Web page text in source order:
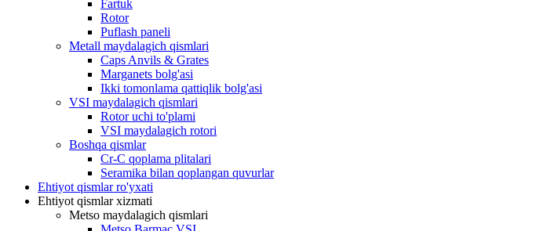
Fartuk
Rotor
Puflash paneli
Metall maydalagich qismlari
Caps Anvils & Grates
Marganets bolg'asi
Ikki tomonlama qattiqlik bolg'asi
VSI maydalagich qismlari
Rotor uchi to'plami
VSI maydalagich rotori
Boshqa qismlar
Cr-C qoplama plitalari
Seramika bilan qoplangan quvurlar
Ehtiyot qismlar ro'yxati
Ehtiyot qismlar xizmati
Metso maydalagich qismlari